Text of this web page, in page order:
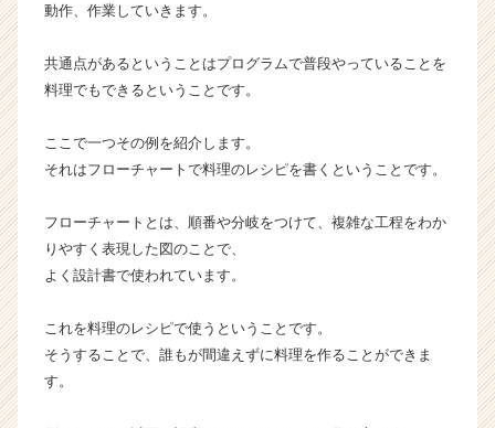
イ
チ
キ
リ
ア
h
e
r
a
r
動作、作業していきます。
共通点があるということはプログラムで普段やっていることを
料理でもできるということです。
ここで一つその例を紹介します。
それはフローチャートで料理のレシピを書くということです。
フローチャートとは、順番や分岐をつけて、複雑な工程をわか
りやすく表現した図のことで、
よく設計書で使われています。
これを料理のレシピで使うということです。
そうすることで、誰もが間違えずに料理を作ることができま
す。